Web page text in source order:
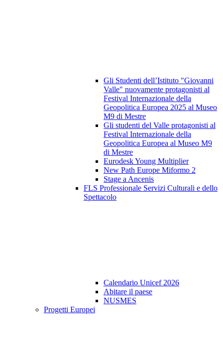
Gli Studenti dell’Istituto "Giovanni
Valle" nuovamente protagonisti al
Festival Internazionale della
Geopolitica Europea 2025 al Museo
M9 di Mestre
Gli studenti del Valle protagonisti al
Festival Internazionale della
Geopolitica Europea al Museo M9
di Mestre
Eurodesk Young Multiplier
New Path Europe Miformo 2
Stage a Ancenis
FLS Professionale Servizi Culturali e dello
Spettacolo
Calendario Unicef 2026
Abitare il paese
NUSMES
Progetti Europei